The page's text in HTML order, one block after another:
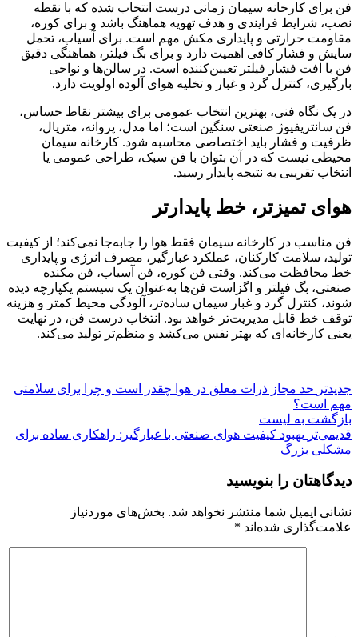
فن برای کارخانه سیمان زمانی درست انتخاب شده که با نقطه
نصب، شرایط فرایندی و هدف تهویه هماهنگ باشد و برای کوره،
مقاومت حرارتی و پایداری مکش مهم است. برای آسیاب، تحمل
سایش و فشار کافی اهمیت دارد و برای بگ فیلتر، هماهنگی دقیق
فن با افت فشار فیلتر تعیین‌کننده است. در سالن‌ها و نواحی
بارگیری، کنترل گرد و غبار و تخلیه هوای آلوده اولویت دارد.
در یک نگاه فنی، بهترین انتخاب عمومی برای بیشتر نقاط حساس،
فن سانتریفیوژ صنعتی سنگین است؛ اما مدل، پروانه، متریال،
ظرفیت و فشار باید اختصاصی محاسبه شود. کارخانه سیمان
محیطی نیست که در آن بتوان با فن سبک، طراحی عمومی یا
انتخاب تقریبی به نتیجه پایدار رسید.
هوای تمیزتر، خط پایدارتر
فن مناسب در کارخانه سیمان فقط هوا را جابه‌جا نمی‌کند؛ از کیفیت
تولید، سلامت کارکنان، عملکرد غبارگیر، مصرف انرژی و پایداری
خط محافظت می‌کند. وقتی فن کوره، فن آسیاب، فن مکنده
صنعتی، بگ فیلتر و اگزاست فن‌ها به‌عنوان یک سیستم یکپارچه دیده
شوند، کنترل گرد و غبار سیمان ساده‌تر، آلودگی محیط کمتر و هزینه
توقف خط قابل مدیریت‌تر خواهد بود. انتخاب درست فن، در نهایت
یعنی کارخانه‌ای که بهتر نفس می‌کشد و منظم‌تر تولید می‌کند.
جدیدتر حد مجاز ذرات معلق در هوا چقدر است و چرا برای سلامتی
مهم است؟
بازگشت به لیست
قدیمی‌تر بهبود کیفیت هوای صنعتی با غبارگیر: راهکاری ساده برای
مشکلی بزرگ
دیدگاهتان را بنویسید
نشانی ایمیل شما منتشر نخواهد شد. بخش‌های موردنیاز
علامت‌گذاری شده‌اند *